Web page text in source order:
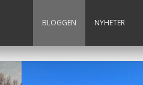
BLOGGEN NYHETER